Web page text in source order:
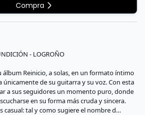
Compra
- LOGROÑO
álbum Reinicio, a solas, en un formato íntimo
únicamente de su guitarra y su voz. Con esta
a sus seguidores un momento puro, donde
en su forma más cruda y sincera.
casual: tal y como sugiere el nombre d…